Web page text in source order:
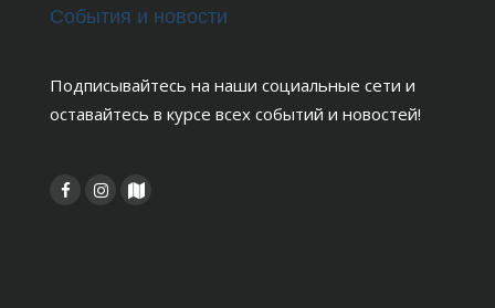
События и новости
Подписывайтесь на наши социальные сети и
оставайтесь в курсе всех событий и новостей!